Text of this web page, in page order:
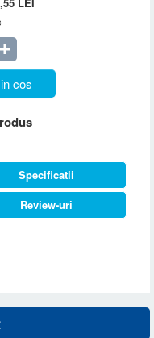
cos
Specificatii
Review-uri